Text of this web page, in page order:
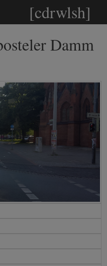
[cdrwlsh]
Damm